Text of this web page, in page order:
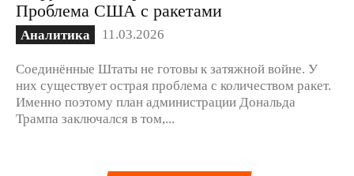
Проблема США с ракетами
Аналитика 11.03.2026
Соединённые Штаты не готовы к затяжной войне. У
них существует острая проблема с количеством ракет.
Именно поэтому план администрации Дональда
Трампа заключался в том,...